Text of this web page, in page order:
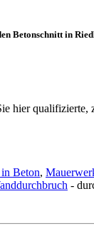
Betonschnitt in
hier qualifizierte,
in Beton,
-